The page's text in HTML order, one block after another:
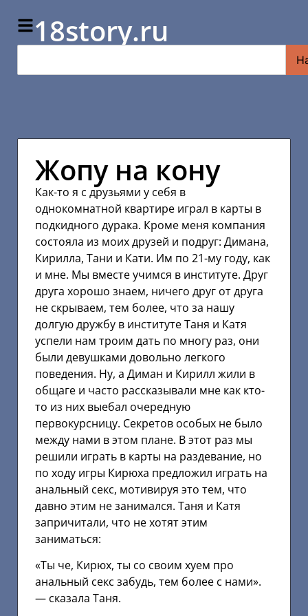
18story.ru
Жопу на кону
Как-то я с друзьями у себя в
однокомнатной квартире играл в карты в
подкидного дурака. Кроме меня компания
состояла из моих друзей и подруг: Димана,
Кирилла, Тани и Кати. Им по 21-му году, как
и мне. Мы вместе учимся в институте. Друг
друга хорошо знаем, ничего друг от друга
не скрываем, тем более, что за нашу
долгую дружбу в институте Таня и Катя
успели нам троим дать по многу раз, они
были девушками довольно легкого
поведения. Ну, а Диман и Кирилл жили в
общаге и часто рассказывали мне как кто-
то из них выебал очередную
первокурсницу. Секретов особых не было
между нами в этом плане. В этот раз мы
решили играть в карты на раздевание, но
по ходу игры Кирюха предложил играть на
анальный секс, мотивируя это тем, что
давно этим не занимался. Таня и Катя
запричитали, что не хотят этим
заниматься:
«Ты че, Кирюх, ты со своим хуем про
анальный секс забудь, тем более с нами».
— сказала Таня.